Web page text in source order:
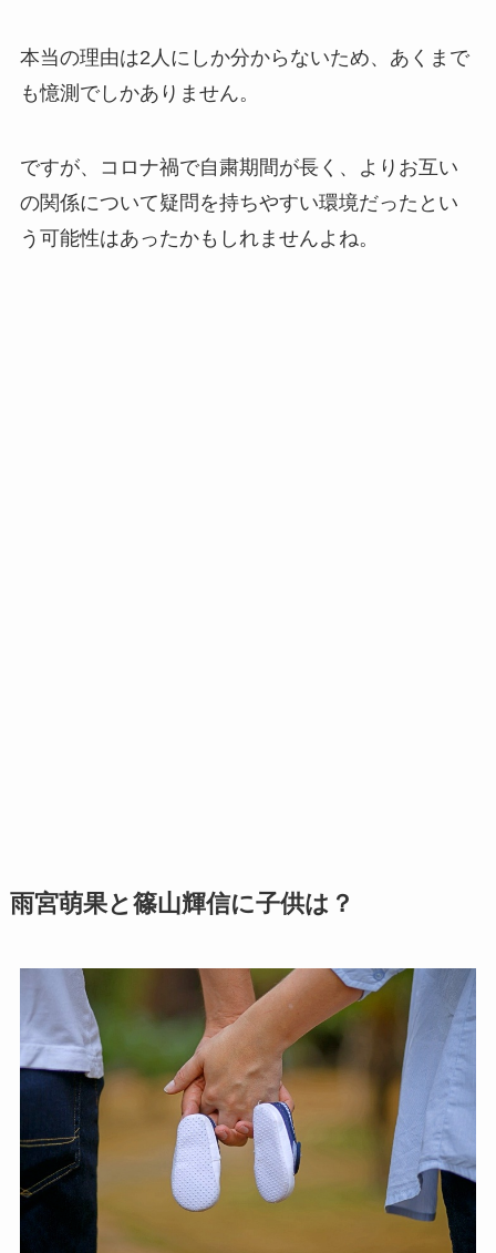
本当の理由は2人にしか分からないため、あくまで
も憶測でしかありません。
ですが、コロナ禍で自粛期間が長く、よりお互い
の関係について疑問を持ちやすい環境だったとい
う可能性はあったかもしれませんよね。
雨宮萌果と篠山輝信に子供は？